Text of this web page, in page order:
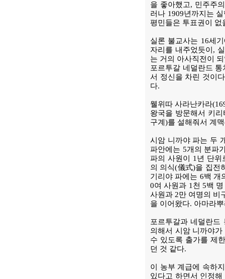
을 좋아했고, 민주주
러나 1909년까지는
평민들은 투표권이 없
실론 불교사는 16세
자리를 내주었듯이,
는 거의 아사직전이
포르투갈 네덜란드
서 정신을 차린 것이
다.
웰위따 사라난카라
왕국을 방문해서 키
구계)를 설해줘서 계
시암 니까야 파는 두
파안에는 5개의 분파
파의 사원이 1년 단
의 의식(儀式)을 집전
기리야 파에는 6백 개
0여 사원과 1천 5백
사원과 2만 여명의 비
을 이어왔다. 아마라
포르투갈과 네덜란
의해서 시암 니까야
수 있도록 출가를 제
던 것 같다.
이 농부 계급에 속하
있다고 하면서 인정